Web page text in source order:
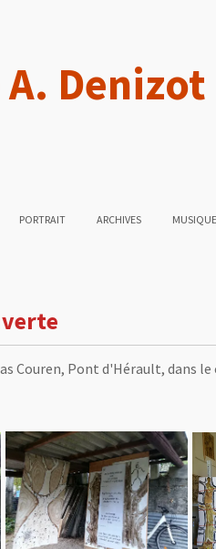
Denizot
PORTRAIT ARCHIVES MUSIQUE
Couren, Pont d'Hérault, dans le